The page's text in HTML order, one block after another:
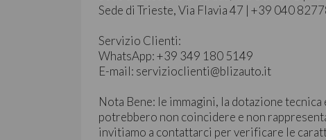
Sede di Trieste, Via Flavia 47 | +39 040
Servizio Clienti:
WhatsApp: +39 349 180 5149
E-mail: servizioclienti@blizauto.it
Nota Bene: le immagini, la dotazione
potrebbero non coincidere e non
invitiamo a contattarci per verificare le